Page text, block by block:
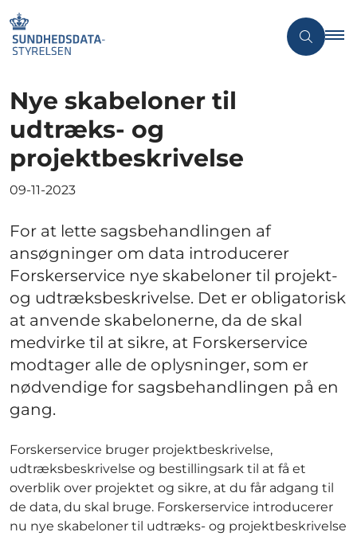
Nye skabeloner til
udtræks- og
projektbeskrivelse
09-11-2023
For at lette sagsbehandlingen af
ansøgninger om data introducerer
Forskerservice nye skabeloner til projekt-
og udtræksbeskrivelse. Det er obligatorisk
at anvende skabelonerne, da de skal
medvirke til at sikre, at Forskerservice
modtager alle de oplysninger, som er
nødvendige for sagsbehandlingen på en
gang.
Forskerservice bruger projektbeskrivelse,
udtræksbeskrivelse og bestillingsark til at få et
overblik over projektet og sikre, at du får adgang til
de data, du skal bruge. Forskerservice introducerer
nu nye skabeloner til udtræks- og projektbeskrivelse